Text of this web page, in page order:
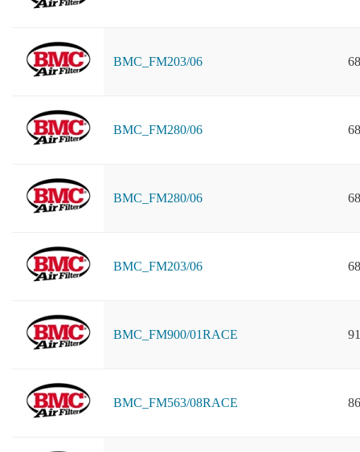
BMC_FM203/06
BMC_FM280/06
BMC_FM280/06
BMC_FM203/06
BMC_FM900/01RACE
BMC_FM563/08RACE